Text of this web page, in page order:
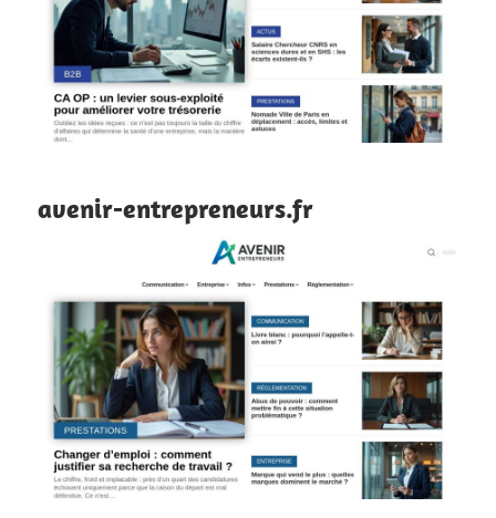
avenir-entrepreneurs.fr